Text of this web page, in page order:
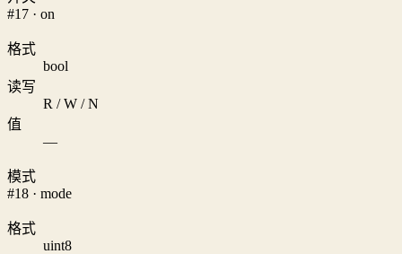
#17 · on
格式
bool
读写
R / W / N
值
—
模式
#18 · mode
格式
uint8